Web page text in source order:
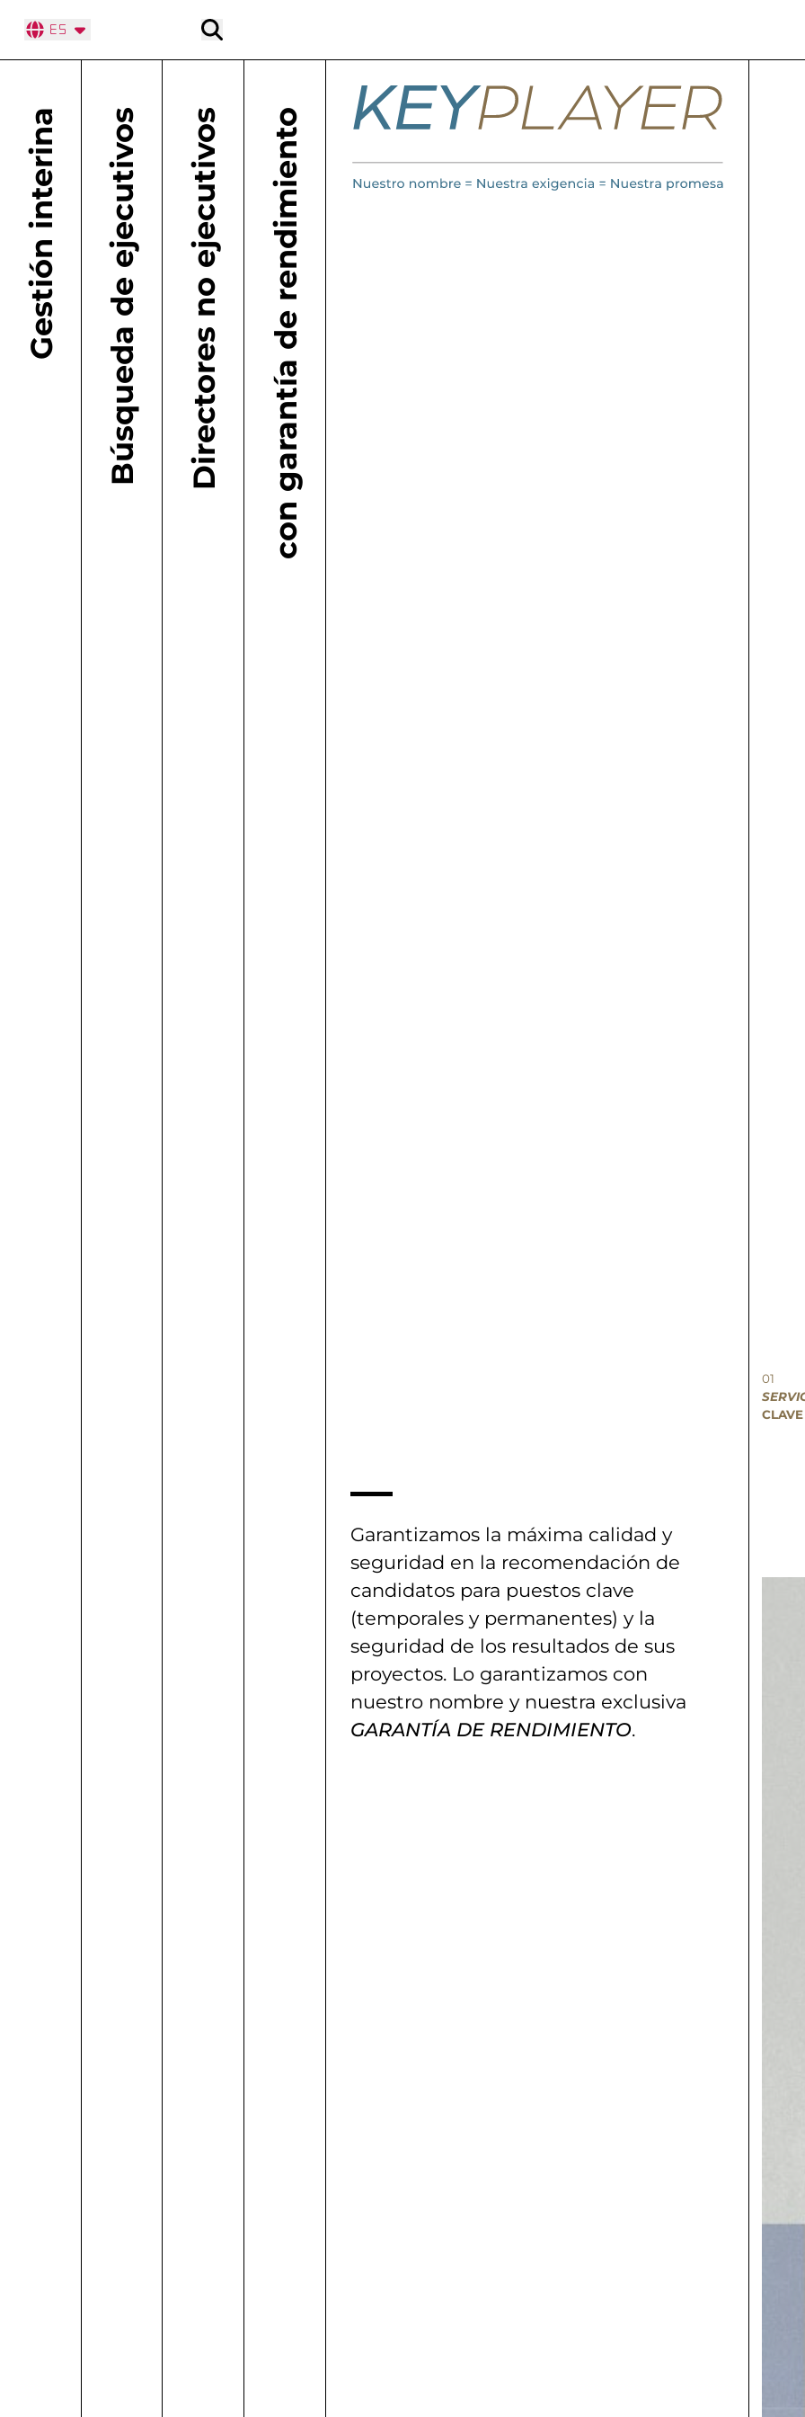
ES Buscar
Gestión interina Búsqueda de ejecutivosDirectores no ejecutivoscon garantía de rendimiento
Garantizamos la máxima calidad y
seguridad en la recomendación de
candidatos para puestos clave
(temporales y permanentes) y la
seguridad de los resultados de sus
proyectos. Lo garantizamos con
nuestro nombre y nuestra exclusiva
GARANTÍA DE RENDIMIENTO.
01
CLAVE